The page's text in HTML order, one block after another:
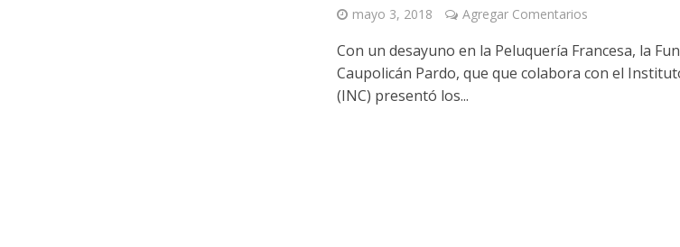
mayo 3, 2018 Agregar Comentarios
Con un desayuno en la Peluquería Francesa, la
Caupolicán Pardo, que que colabora con el
(INC) presentó los...